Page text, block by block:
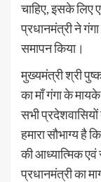
चाहिए, इसके लिए
प्रधानमंत्री ने
समापन किया।
मुख्यमंत्री श्री
का माँ गंगा के
सभी
हमारा सौभाग्य है
की आध्यात्मिक
प्रधानमंत्री का